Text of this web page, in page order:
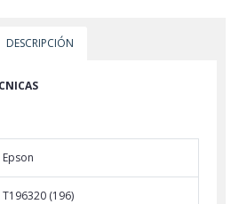
DESCRIPCIÓN
Epson
T196320 (196)